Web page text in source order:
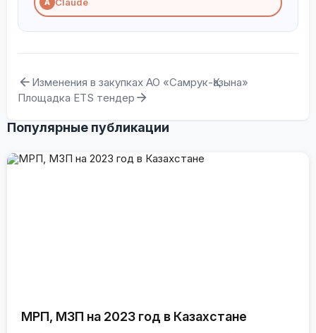
A Claude
Изменения в закупках АО «Самрук-Қазына»
Площадка ETS тендер
Популярные публикации
МРП, МЗП на 2023 год в Казахстане